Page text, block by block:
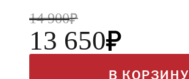
14 900
13 650
В КОРЗИНУ